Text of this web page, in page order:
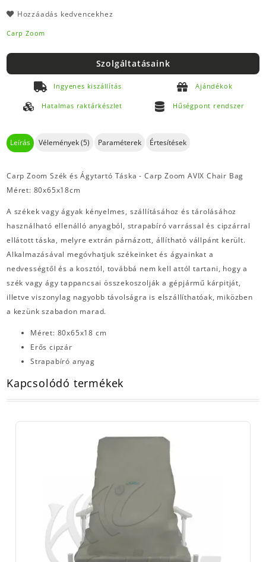
Hozzáadás kedvencekhez
Carp Zoom
Szolgáltatásaink
Ingyenes kiszállítás Ajándékok
Hatalmas raktárkészlet Hűségpont rendszer
Leírás Vélemények (5) Paraméterek Értesítések
Carp Zoom Szék és Ágytartó Táska - Carp Zoom AVIX Chair Bag
Méret: 80x65x18cm
A székek vagy ágyak kényelmes, szállításához és tárolásához
használható ellenálló anyagból, strapabíró varrással és cipzárral
ellátott táska, melyre extrán párnázott, állítható vállpánt került.
Alkalmazásával megóvhatjuk székeinket és ágyainkat a
nedvességtől és a kosztól, továbbá nem kell attól tartani, hogy a
szék vagy ágy tappancsai összekoszolják a gépjármű kárpitját,
illetve viszonylag nagyobb távolságra is elszállíthatóak, miközben
a kezünk szabadon marad.
Méret: 80x65x18 cm
Erős cipzár
Strapabíró anyag
Kapcsolódó termékek